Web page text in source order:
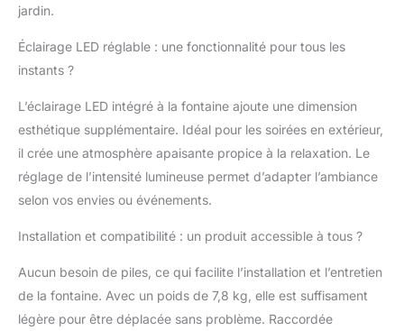
robuste et résistante aux
vent et le soleil. Sa qualité
garantit une utilisation
durable sans entretien
compliqué, tout en
conservant sa beauté
saison après saison.
simple à mettre en place,
elle est prête à l’emploi en
quelques minutes. Son
système à brancher et sa
pompe intégrée ne
jardin.
Éclairage LED réglable : une fonctionnalité pour tous les
instants ?
L’éclairage LED intégré à la fontaine ajoute une dimension
esthétique supplémentaire. Idéal pour les soirées en extérieur,
il crée une atmosphère apaisante propice à la relaxation. Le
réglage de l’intensité lumineuse permet d’adapter l’ambiance
selon vos envies ou événements.
Installation et compatibilité : un produit accessible à tous ?
Aucun besoin de piles, ce qui facilite l’installation et l’entretien
de la fontaine. Avec un poids de 7,8 kg, elle est suffisament
légère pour être déplacée sans problème. Raccordée